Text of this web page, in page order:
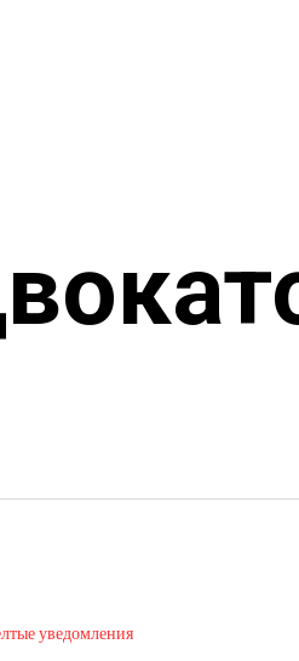
уведомления